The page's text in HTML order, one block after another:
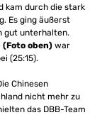
kam durch die stark
Es ging äußerst
gut unterhalten.
(Foto oben) war
(25:15).
Chinesen
nicht mehr zu
das DBB-Team